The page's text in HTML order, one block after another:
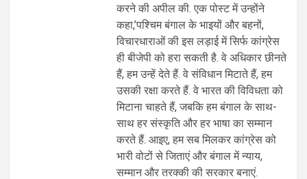
करने की अपील की. एक पोस्ट में उन्होंने
कहा,’पश्चिम बंगाल के भाइयों और बहनों,
विचारधाराओं की इस लड़ाई में सिर्फ कांग्रेस
ही बीजेपी को हरा सकती है. वे अधिकार छीनते
हैं, हम उन्हें देते हैं. वे संविधान मिटाते हैं, हम
उसकी रक्षा करते हैं. वे भारत की विविधता को
मिटाना चाहते हैं, जबकि हम बंगाल के साथ-
साथ हर संस्कृति और हर भाषा का सम्मान
करते हैं. आइए, हम सब मिलकर कांग्रेस को
भारी वोटों से जिताएं और बंगाल में न्याय,
सम्मान और तरक्की की सरकार बनाएं.